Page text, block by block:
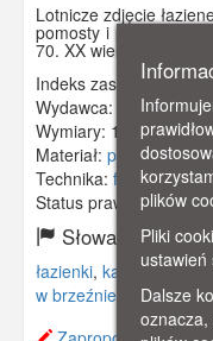
Lotnicze zdjęcie
pomosty i
70. XX wieku.
Indeks zasobu:
Wydawca:
W. F.
Wymiary: 140 x 90 mm
Materiał: pocztówka
Technika: fotografia
Status prawny:Użycie
Słowa kluczowe:
łazienki, kąpielowe,
w brzeźnie
plików
Pliki
ustawień
Dalsze